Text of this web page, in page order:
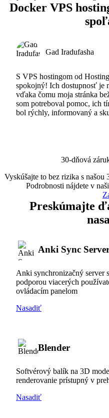
Docker VPS
Gad Iradufasha
S VPS hostingom od
spokojný! Ich dostupnosť je
vďaka čomu moja stránka
som potreboval pomoc, ich
bol rýchly, informovaný a
30-dňová
Vyskúšajte to bez rizika s našou
Podrobnosti nájdete v
Preskúmajte
Anki Sync
Anki synchronizačný server
podporou viacerých
ovládacím panelom
Nasadiť
Blender
Softvérový balík na 3D
renderovanie prístupný v
Nasadiť